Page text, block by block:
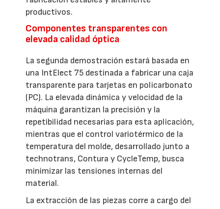
productivos.
Componentes transparentes con
elevada calidad óptica
La segunda demostración estará basada en
una IntElect 75 destinada a fabricar una caja
transparente para tarjetas en policarbonato
(PC). La elevada dinámica y velocidad de la
máquina garantizan la precisión y la
repetibilidad necesarias para esta aplicación,
mientras que el control variotérmico de la
temperatura del molde, desarrollado junto a
technotrans, Contura y CycleTemp, busca
minimizar las tensiones internas del
material.
La extracción de las piezas corre a cargo del